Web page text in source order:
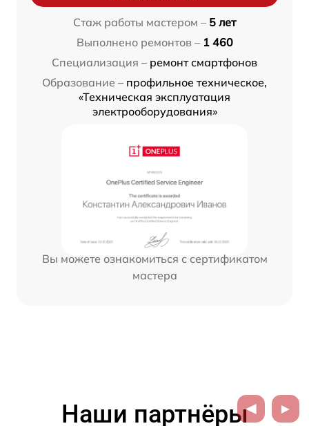
Стаж работы мастером – 5 лет
Выполнено ремонтов – 1 460
Специализация – ремонт смартфонов
Образование – профильное техническое,
«Техническая эксплуатация
электрооборудования»
Вы можете ознакомиться с сертификатом
мастера
Наши партнёры